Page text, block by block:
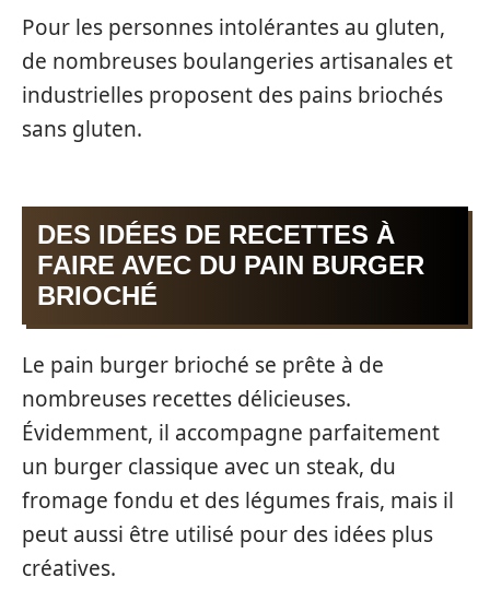
Pour les personnes intolérantes au gluten,
de nombreuses boulangeries artisanales et
industrielles proposent des pains briochés
sans gluten.
DES IDÉES DE RECETTES À
FAIRE AVEC DU PAIN BURGER
BRIOCHÉ
Le pain burger brioché se prête à de
nombreuses recettes délicieuses.
Évidemment, il accompagne parfaitement
un burger classique avec un steak, du
fromage fondu et des légumes frais, mais il
peut aussi être utilisé pour des idées plus
créatives.